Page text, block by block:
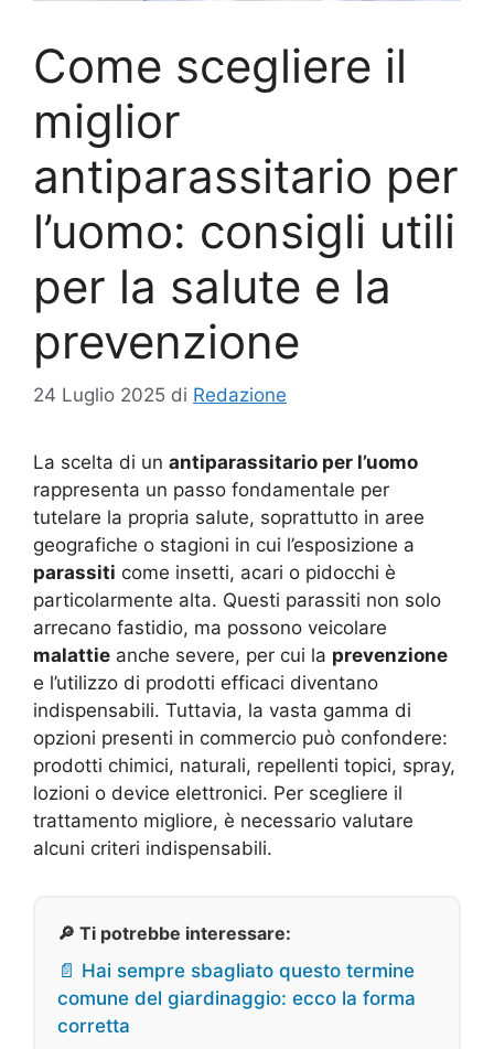
Come scegliere il
miglior
antiparassitario per
l’uomo: consigli utili
per la salute e la
prevenzione
24 Luglio 2025 di Redazione
La scelta di un antiparassitario per l’uomo
rappresenta un passo fondamentale per
tutelare la propria salute, soprattutto in aree
geografiche o stagioni in cui l’esposizione a
parassiti come insetti, acari o pidocchi è
particolarmente alta. Questi parassiti non solo
arrecano fastidio, ma possono veicolare
malattie anche severe, per cui la prevenzione
e l’utilizzo di prodotti efficaci diventano
indispensabili. Tuttavia, la vasta gamma di
opzioni presenti in commercio può confondere:
prodotti chimici, naturali, repellenti topici, spray,
lozioni o device elettronici. Per scegliere il
trattamento migliore, è necessario valutare
alcuni criteri indispensabili.
🔎 Ti potrebbe interessare:
📄 Hai sempre sbagliato questo termine
comune del giardinaggio: ecco la forma
corretta